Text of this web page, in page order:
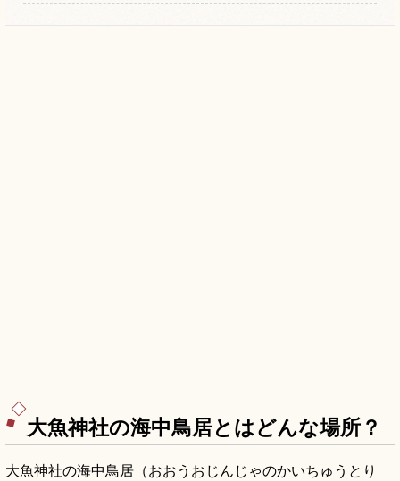
大魚神社の海中鳥居とはどんな場所？
大魚神社の海中鳥居（おおうおじんじゃのかいちゅうとり